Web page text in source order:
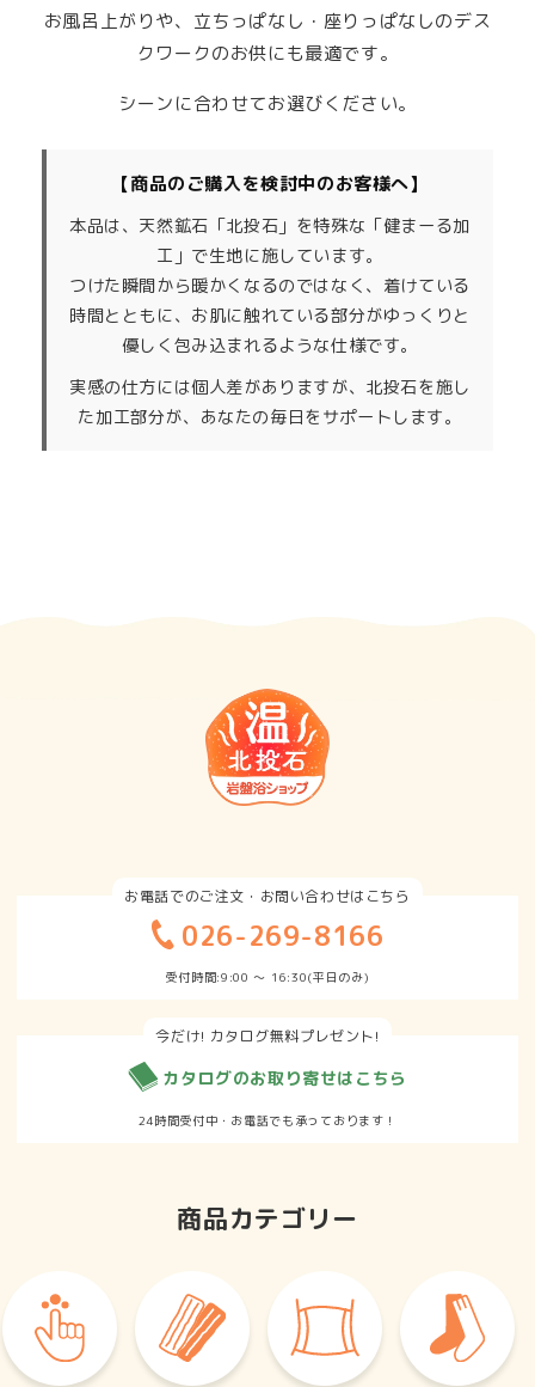
お風呂上がりや、立ちっぱなし・座りっぱなしのデス
クワークのお供にも最適です。
シーンに合わせてお選びください。
【商品のご購入を検討中のお客様へ】
本品は、天然鉱石「北投石」を特殊な「健まーる加
工」で生地に施しています。
つけた瞬間から暖かくなるのではなく、着けている
時間とともに、お肌に触れている部分がゆっくりと
優しく包み込まれるような仕様です。
実感の仕方には個人差がありますが、北投石を施し
た加工部分が、あなたの毎日をサポートします。
お電話でのご注文・お問い合わせはこちら
026-269-8166
受付時間:9:00 ～ 16:30(平日のみ)
今だけ! カタログ無料プレゼント!
カタログのお取り寄せはこちら
24時間受付中・お電話でも承っております！
商品カテゴリー